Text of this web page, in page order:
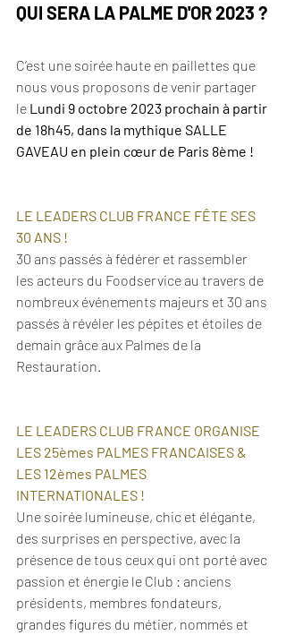
QUI SERA LA PALME D'OR 2023 ?
C’est une soirée haute en paillettes que
nous vous proposons de venir partager
le Lundi 9 octobre 2023 prochain à partir
de 18h45, dans la mythique SALLE
GAVEAU en plein cœur de Paris 8ème !
LE LEADERS CLUB FRANCE FÊTE SES
30 ANS !
30 ans passés à fédérer et rassembler
les acteurs du Foodservice au travers de
nombreux événements majeurs et 30 ans
passés à révéler les pépites et étoiles de
demain grâce aux Palmes de la
Restauration.
LE LEADERS CLUB FRANCE ORGANISE
LES 25èmes PALMES FRANCAISES &
LES 12èmes PALMES
INTERNATIONALES !
Une soirée lumineuse, chic et élégante,
des surprises en perspective, avec la
présence de tous ceux qui ont porté avec
passion et énergie le Club : anciens
présidents, membres fondateurs,
grandes figures du métier, nommés et